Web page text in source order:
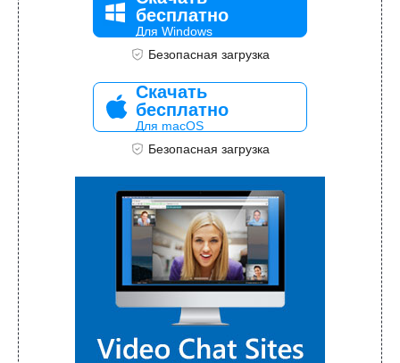
бесплатно
Для Windows
Безопасная загрузка
Скачать
бесплатно
Для macOS
Безопасная загрузка